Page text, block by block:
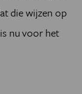
die wijzen op
nu voor het